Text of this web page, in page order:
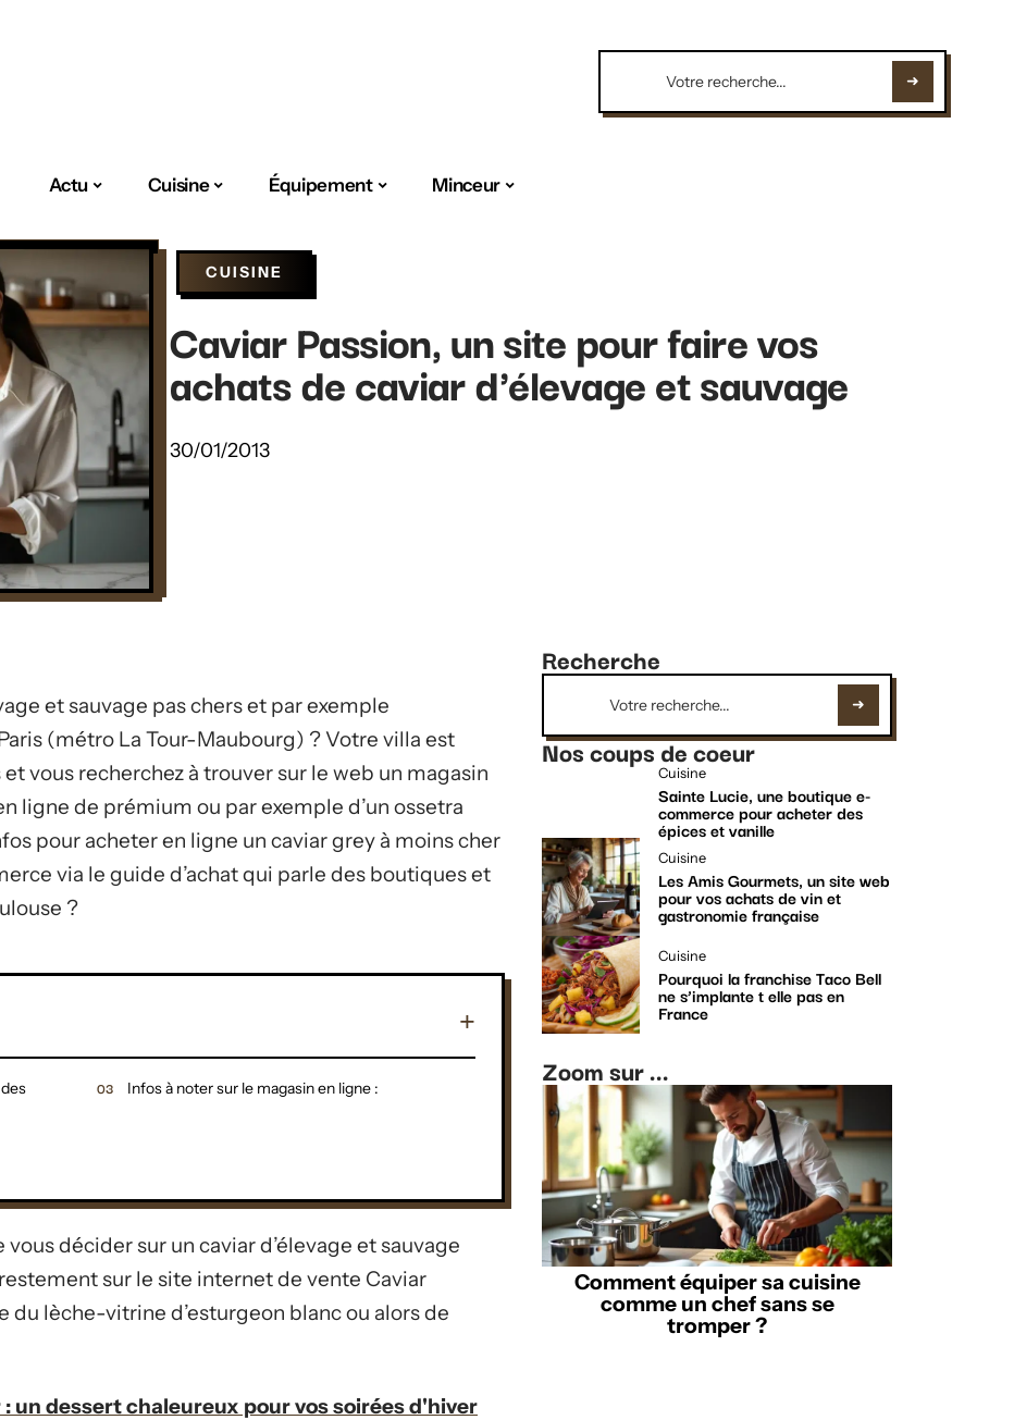
Actu Cuisine Équipement Minceur
CUISINE
Caviar Passion, un site pour faire vos
achats de caviar d'élevage et sauvage
30/01/2013
et sauvage pas chers et par exemple
(métro La Tour-Maubourg) ? Votre villa est
vous recherchez à trouver sur le web un magasin
ligne de prémium ou par exemple d’un ossetra
pour acheter en ligne un caviar grey à moins cher
via le guide d’achat qui parle des boutiques et
?
Infos à noter sur le magasin en ligne :
décider sur un caviar d’élevage et sauvage
sur le site internet de vente Caviar
du lèche-vitrine d’esturgeon blanc ou alors de
un dessert chaleureux pour vos soirées d'hiver
Recherche
Nos coups de coeur
Cuisine
Sainte Lucie, une boutique e-
commerce pour acheter des
épices et vanille
Cuisine
Les Amis Gourmets, un site web
pour vos achats de vin et
gastronomie française
Cuisine
Pourquoi la franchise Taco Bell
ne s’implante t elle pas en
France
Zoom sur ...
Comment équiper sa cuisine
comme un chef sans se
tromper ?